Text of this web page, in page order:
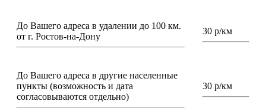
До Вашего адреса в удалении до 100 км.
от г. Ростов-на-Дону
30 р/км
До Вашего адреса в другие населенные
пункты (возможность и дата
согласовываются отдельно)
30 р/км